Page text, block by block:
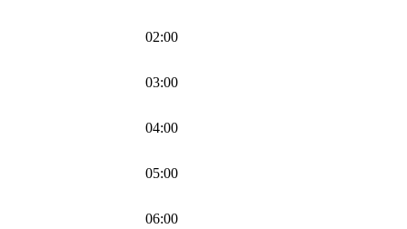
02:00
03:00
04:00
05:00
06:00